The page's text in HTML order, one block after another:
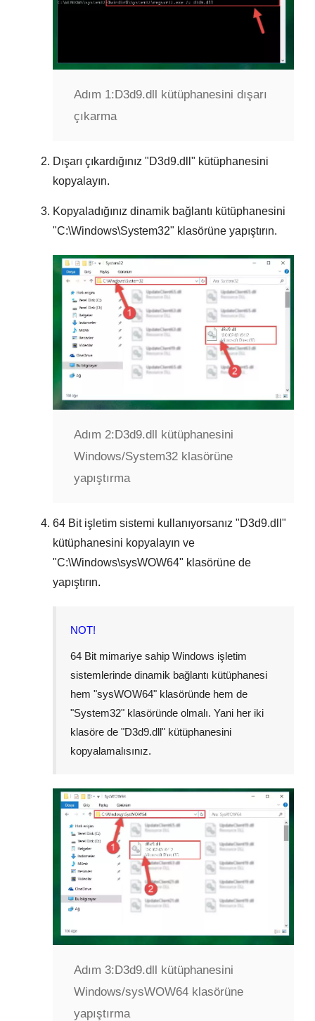
Adım 1: D3d9.dll kütüphanesini dışarı
çıkarma
Dışarı çıkardığınız "D3d9.dll " kütüphanesini
kopyalayın.
Kopyaladığınız dinamik bağlantı kütüphanesini
"C:\Windows\System32" klasörüne yapıştırın.
Adım 2: D3d9.dll kütüphanesini
Windows/System32 klasörüne
yapıştırma
64 Bitişletim sistemi kullanıyorsanız "D3d9.dll "
kütüphanesini kopyalayın ve
"C:\Windows\sysWOW64" klasörüne de
yapıştırın.
NOT!
64 Bit mimariye sahip Windows işletim
sistemlerinde dinamik bağlantı kütüphanesi
hem "sysWOW64" klasöründe hem de
"System32" klasöründe olmalı. Yani her iki
klasöre de "D3d9.dll" kütüphanesini
kopyalamalısınız.
Adım 3:D3d9.dll kütüphanesini
Windows/sysWOW64 klasörüne
yapıştırma